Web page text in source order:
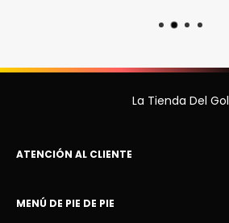
La Tienda Del Gol
ATENCIÓN AL CLIENTE
MENÚ DE PIE DE PIE